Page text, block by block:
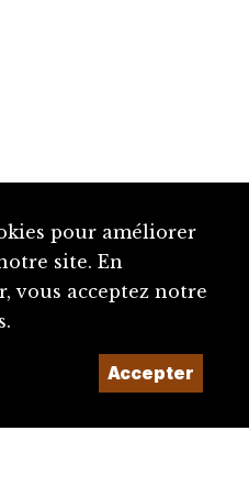
pour améliorer
site. En
vous acceptez notre
Accepter